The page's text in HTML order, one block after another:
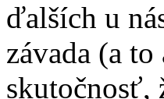
ďalších u
závada (a
skutočnosť,